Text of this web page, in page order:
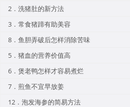
2．洗猪肚的新方法
3．常食猪蹄有助美容
8．鱼胆弄破后怎样消除苦味
5．猪血的营养价值高
6．煲老鸭怎样才容易煮烂
7．煎鱼不宜早放姜
12．泡发海参的简易方法